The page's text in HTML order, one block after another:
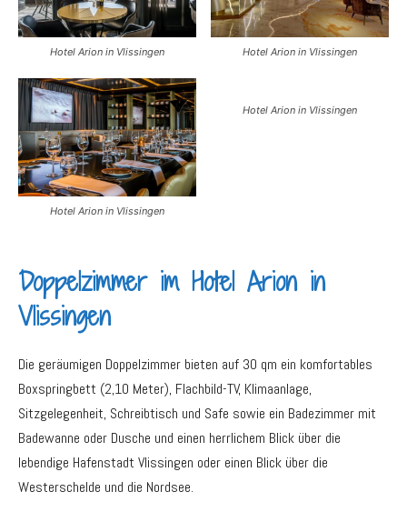
Hotel Arion in Vlissingen Hotel Arion in Vlissingen
Hotel Arion in Vlissingen
Hotel Arion in Vlissingen
Doppelzimmer im Hotel Arion in
Vlissingen
Die geräumigen Doppelzimmer bieten auf 30 qm ein komfortables
Boxspringbett (2,10 Meter), Flachbild-TV, Klimaanlage,
Sitzgelegenheit, Schreibtisch und Safe sowie ein Badezimmer mit
Badewanne oder Dusche und einen herrlichem Blick über die
lebendige Hafenstadt Vlissingen oder einen Blick über die
Westerschelde und die Nordsee.